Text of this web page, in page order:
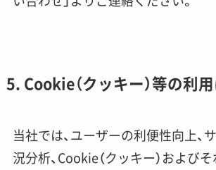
5. Cookie（クッキー）等の利
当社では、ユーザーの利便性向上、
況分析、Cookie（クッキー）および